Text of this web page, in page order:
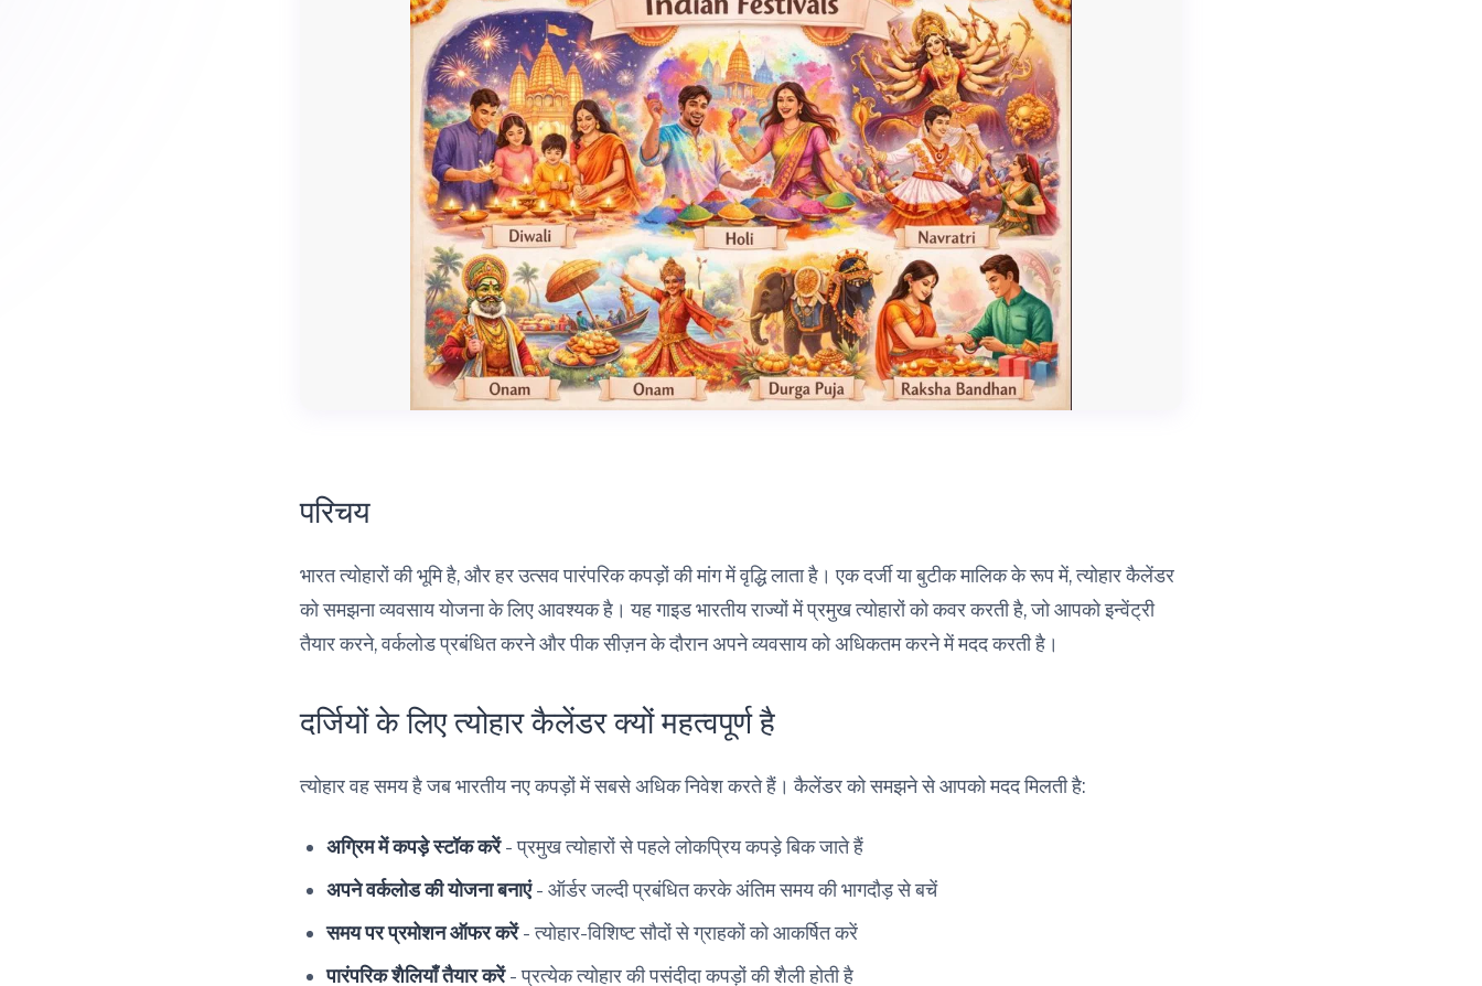
परिचय
भारत त्योहारों की भूमि है, और हर उत्सव पारंपरिक कपड़ों की मांग में वृद्धि लाता है। एक दर्जी या बुटीक मालिक के रूप में, त्योहार कैलेंडर
को समझना व्यवसाय योजना के लिए आवश्यक है। यह गाइड भारतीय राज्यों में प्रमुख त्योहारों को कवर करती है, जो आपको इन्वेंट्री
तैयार करने, वर्कलोड प्रबंधित करने और पीक सीज़न के दौरान अपने व्यवसाय को अधिकतम करने में मदद करती है।
दर्जियों के लिए त्योहार कैलेंडर क्यों महत्वपूर्ण है
त्योहार वह समय है जब भारतीय नए कपड़ों में सबसे अधिक निवेश करते हैं। कैलेंडर को समझने से आपको मदद मिलती है:
अग्रिम में कपड़े स्टॉक करें- प्रमुख त्योहारों से पहले लोकप्रिय कपड़े बिक जाते हैं
अपने वर्कलोड की योजना बनाएं- ऑर्डर जल्दी प्रबंधित करके अंतिम समय की भागदौड़ से बचें
समय पर प्रमोशन ऑफर करें- त्योहार-विशिष्ट सौदों से ग्राहकों को आकर्षित करें
पारंपरिक शैलियाँ तैयार करें- प्रत्येक त्योहार की पसंदीदा कपड़ों की शैली होती है